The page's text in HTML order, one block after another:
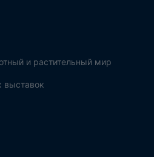
и растительный мир
выставок